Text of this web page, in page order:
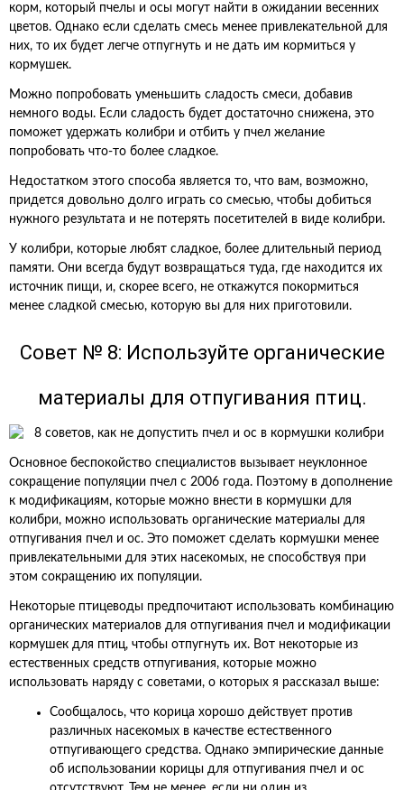
корм, который пчелы и осы могут найти в ожидании весенних
цветов. Однако если сделать смесь менее привлекательной для
них, то их будет легче отпугнуть и не дать им кормиться у
кормушек.
Можно попробовать уменьшить сладость смеси, добавив
немного воды. Если сладость будет достаточно снижена, это
поможет удержать колибри и отбить у пчел желание
попробовать что-то более сладкое.
Недостатком этого способа является то, что вам, возможно,
придется довольно долго играть со смесью, чтобы добиться
нужного результата и не потерять посетителей в виде колибри.
У колибри, которые любят сладкое, более длительный период
памяти. Они всегда будут возвращаться туда, где находится их
источник пищи, и, скорее всего, не откажутся покормиться
менее сладкой смесью, которую вы для них приготовили.
Совет № 8: Используйте органические
материалы для отпугивания птиц.
Основное беспокойство специалистов вызывает неуклонное
сокращение популяции пчел с 2006 года. Поэтому в дополнение
к модификациям, которые можно внести в кормушки для
колибри, можно использовать органические материалы для
отпугивания пчел и ос. Это поможет сделать кормушки менее
привлекательными для этих насекомых, не способствуя при
этом сокращению их популяции.
Некоторые птицеводы предпочитают использовать комбинацию
органических материалов для отпугивания пчел и модификации
кормушек для птиц, чтобы отпугнуть их. Вот некоторые из
естественных средств отпугивания, которые можно
использовать наряду с советами, о которых я рассказал выше:
Сообщалось, что корица хорошо действует против
различных насекомых в качестве естественного
отпугивающего средства. Однако эмпирические данные
об использовании корицы для отпугивания пчел и ос